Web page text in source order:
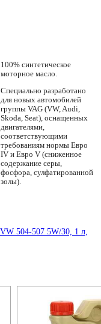
100% синтетическое
моторное масло.
Специально разработано
для новых автомобилей
группы VAG (VW, Audi,
Skoda, Seat), оснащенных
двигателями,
соответствующими
требованиям нормы Евро
IV и Евро V (сниженное
содержание серы,
фосфора, сулфатированной
золы).